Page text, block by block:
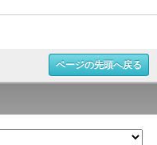
ページの先頭へ戻る